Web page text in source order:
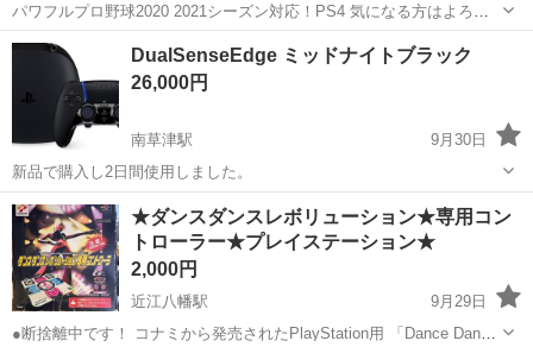
パワフルプロ野球2020 2021シーズン対応！PS4 気になる方はよろし
くお願いします。
滋賀 PS4
DualSenseEdge ミッドナイトブラック
26,000円
南草津駅
9月30日
新品で購入し2日間使用しました。
滋賀 草津市 南草津駅 テレビゲーム
★ダンスダンスレボリューション★専用コン
トローラー★プレイステーション★
2,000円
近江八幡駅
9月29日
●断捨離中です！ コナミから発売されたPlayStation用 「Dance Dance